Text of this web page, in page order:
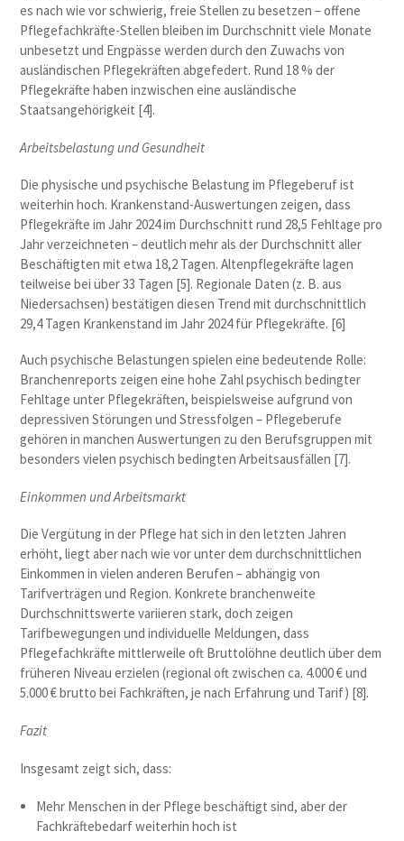
es nach wie vor schwierig, freie Stellen zu besetzen – offene
Pflegefachkräfte-Stellen bleiben im Durchschnitt viele Monate
unbesetzt und Engpässe werden durch den Zuwachs von
ausländischen Pflegekräften abgefedert. Rund 18 % der
Pflegekräfte haben inzwischen eine ausländische
Staatsangehörigkeit [4].
Arbeitsbelastung und Gesundheit
Die physische und psychische Belastung im Pflegeberuf ist
weiterhin hoch. Krankenstand-Auswertungen zeigen, dass
Pflegekräfte im Jahr 2024 im Durchschnitt rund 28,5 Fehltage pro
Jahr verzeichneten – deutlich mehr als der Durchschnitt aller
Beschäftigten mit etwa 18,2 Tagen. Altenpflegekräfte lagen
teilweise bei über 33 Tagen [5]. Regionale Daten (z. B. aus
Niedersachsen) bestätigen diesen Trend mit durchschnittlich
29,4 Tagen Krankenstand im Jahr 2024 für Pflegekräfte. [6]
Auch psychische Belastungen spielen eine bedeutende Rolle:
Branchenreports zeigen eine hohe Zahl psychisch bedingter
Fehltage unter Pflegekräften, beispielsweise aufgrund von
depressiven Störungen und Stressfolgen – Pflegeberufe
gehören in manchen Auswertungen zu den Berufsgruppen mit
besonders vielen psychisch bedingten Arbeitsausfällen [7].
Einkommen und Arbeitsmarkt
Die Vergütung in der Pflege hat sich in den letzten Jahren
erhöht, liegt aber nach wie vor unter dem durchschnittlichen
Einkommen in vielen anderen Berufen – abhängig von
Tarifverträgen und Region. Konkrete branchenweite
Durchschnittswerte variieren stark, doch zeigen
Tarifbewegungen und individuelle Meldungen, dass
Pflegefachkräfte mittlerweile oft Bruttolöhne deutlich über dem
früheren Niveau erzielen (regional oft zwischen ca. 4.000 € und
5.000 € brutto bei Fachkräften, je nach Erfahrung und Tarif) [8].
Fazit
Insgesamt zeigt sich, dass:
Mehr Menschen in der Pflege beschäftigt sind, aber der
Fachkräftebedarf weiterhin hoch ist